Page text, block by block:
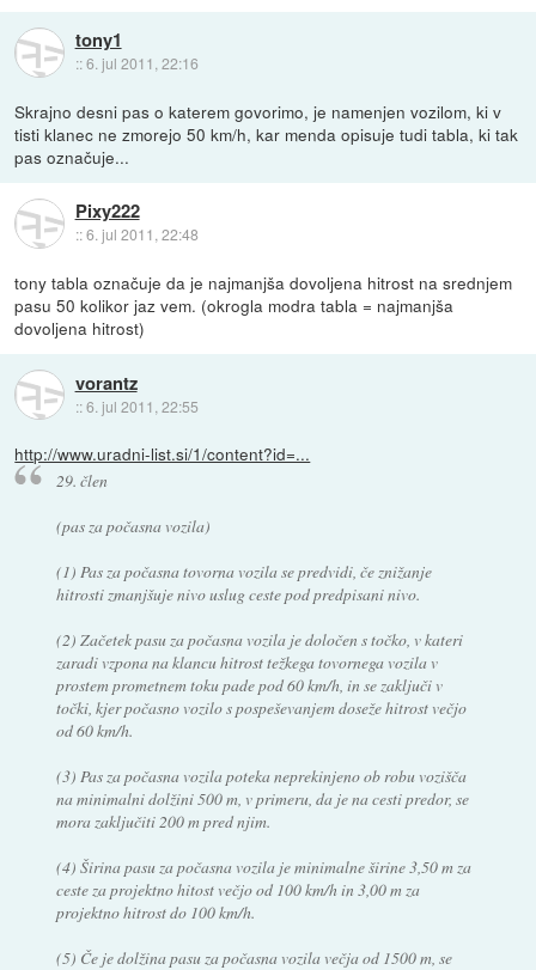
tony1
::6. jul 2011, 22:16
Skrajno desni pas o katerem govorimo, je namenjen vozilom, ki v
tisti klanec ne zmorejo 50 km/h, kar menda opisuje tudi tabla, ki tak
pas označuje...
Pixy222
::6. jul 2011, 22:48
tony tabla označuje da je najmanjša dovoljena hitrost na srednjem
pasu 50 kolikor jaz vem. (okrogla modra tabla = najmanjša
dovoljena hitrost)
vorantz
::6. jul 2011, 22:55
http://www.uradni-list.si/1/content?id=...
29. člen
(pas za počasna vozila)
(1) Pas za počasna tovorna vozila se predvidi, če znižanje
hitrosti zmanjšuje nivo uslug ceste pod predpisani nivo.
(2) Začetek pasu za počasna vozila je določen s točko, v kateri
zaradi vzpona na klancu hitrost težkega tovornega vozila v
prostem prometnem toku pade pod 60 km/h, in se zaključi v
točki, kjer počasno vozilo s pospeševanjem doseže hitrost večjo
od 60 km/h.
(3) Pas za počasna vozila poteka neprekinjeno ob robu vozišča
na minimalni dolžini 500 m, v primeru, da je na cesti predor, se
mora zaključiti 200 m pred njim.
(4) Širina pasu za počasna vozila je minimalne širine 3,50 m za
ceste za projektno hitost večjo od 100 km/h in 3,00 m za
projektno hitrost do 100 km/h.
(5) Če je dolžina pasu za počasna vozila večja od 1500 m, se